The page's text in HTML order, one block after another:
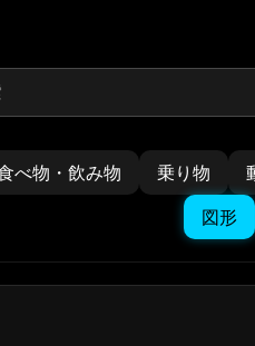
べ物・飲み物 乗り物
図形